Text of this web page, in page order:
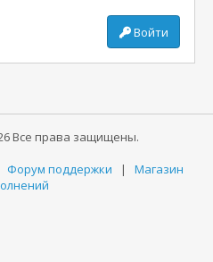
Войти
Все права защищены.
Форум поддержки | Магазин